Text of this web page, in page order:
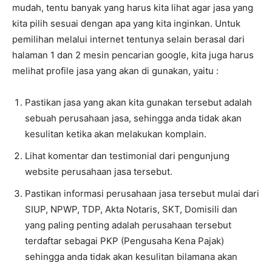
mudah, tentu banyak yang harus kita lihat agar jasa yang
kita pilih sesuai dengan apa yang kita inginkan. Untuk
pemilihan melalui internet tentunya selain berasal dari
halaman 1 dan 2 mesin pencarian google, kita juga harus
melihat profile jasa yang akan di gunakan, yaitu :
Pastikan jasa yang akan kita gunakan tersebut adalah
sebuah perusahaan jasa, sehingga anda tidak akan
kesulitan ketika akan melakukan komplain.
Lihat komentar dan testimonial dari pengunjung
website perusahaan jasa tersebut.
Pastikan informasi perusahaan jasa tersebut mulai dari
SIUP, NPWP, TDP, Akta Notaris, SKT, Domisili dan
yang paling penting adalah perusahaan tersebut
terdaftar sebagai PKP (Pengusaha Kena Pajak)
sehingga anda tidak akan kesulitan bilamana akan